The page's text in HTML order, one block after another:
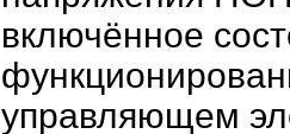
включённое
управляющем